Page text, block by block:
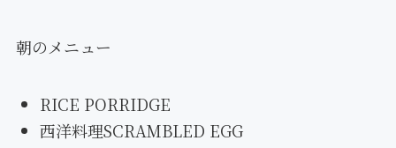
朝のメニュー
RICE PORRIDGE
西洋料理SCRAMBLED EGG